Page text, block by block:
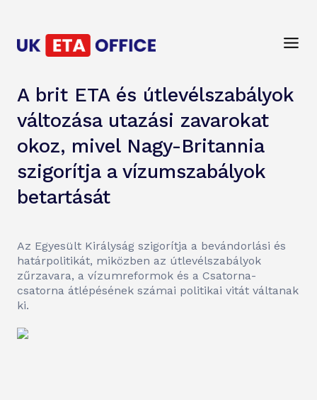
A brit ETA és útlevélszabályok
változása utazási zavarokat
okoz, mivel Nagy-Britannia
szigorítja a vízumszabályok
betartását
Az Egyesült Királyság szigorítja a bevándorlási és
határpolitikát, miközben az útlevélszabályok
zűrzavara, a vízumreformok és a Csatorna-
csatorna átlépésének számai politikai vitát váltanak
ki.